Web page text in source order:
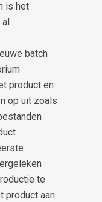
is het
al
batch
product en
op uit zoals
te
product aan